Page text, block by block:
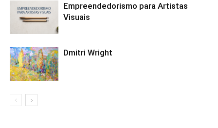
Empreendedorismo para Artistas
Visuais
Dmitri Wright